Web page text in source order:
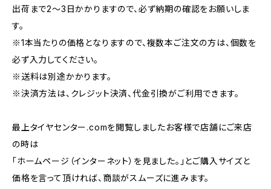
出荷まで2～3日かかりますので、必ず納期の確認をお願いしま
す。
※1本当たりの価格となりますので、複数本ご注文の方は、個数を
必ず入力してください。
※送料は別途かかります。
※決済方法は、クレジット決済、代金引換がご利用できます。
最上タイヤセンター.comを閲覧しましたお客様で店舗にご来店
の時は
「ホームページ（インターネット）を見ました。」とご購入サイズと
価格を言って頂ければ、商談がスムーズに進みます。